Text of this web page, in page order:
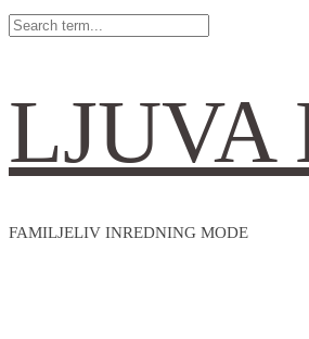
FAMILJELIV INREDNING MODE